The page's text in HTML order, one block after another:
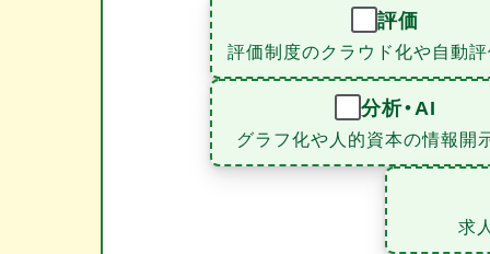
評価
評価制度のクラウド化や自動
分析・AI
グラフ化や人的資本の情報開
求